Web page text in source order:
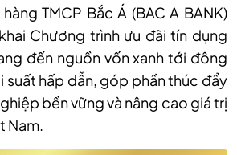
TMCP Bắc Á (BAC A BANK)
Chương trình ưu đãi tín dụng
đến nguồn vốn xanh tới đông
suất hấp dẫn, góp phần thúc đẩy
bền vững và nâng cao giá trị
Nam.